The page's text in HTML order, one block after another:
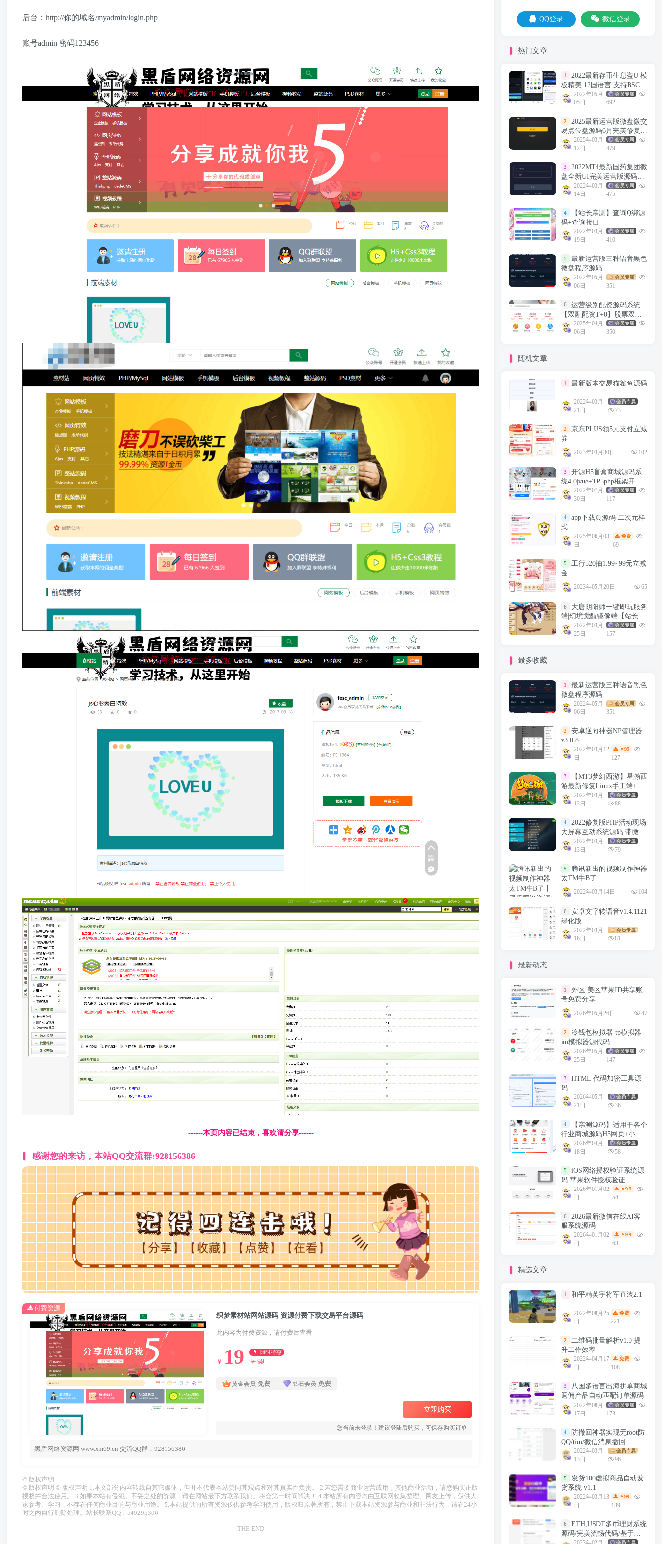
后台：http://你的域名/myadmin/login.php
账号admin 密码123456
------本页内容已结束，喜欢请分享------
感谢您的来访，本站QQ交流群:928156386
织梦素材站网站源码 资源付费下载交易平台源码
此内容为付费资源，请付费后查看
￥ 19 限时特惠
￥ 99
黄金会员 免费 钻石会员 免费
立即购买
您当前未登录！建议登陆后购买，可保存购买订单
黑盾网络资源网 www.xm69.cn 交流QQ群：928156386
付费资源
© 版权声明
© 版权声明 © 版权声明 1.本文部分内容转载自其它媒体，但并不代表本站赞同其观点和对其真实性负责。 2.若您需要商业运营或用于其他商业活动，请您购买正版
授权并合法使用。 3.如果本站有侵犯、不妥之处的资源，请在网站最下方联系我们。将会第一时间解决！ 4.本站所有内容均由互联网收集整理、网友上传，仅供大
家参考、学习，不存在任何商业目的与商业用途。 5.本站提供的所有资源仅供参考学习使用，版权归原著所有，禁止下载本站资源参与商业和非法行为，请在24小
时之内自行删除处理。站长联系QQ：549295306
THE END
QQ登录 微信登录
热门文章
1
2022最新存币生息盗U 模
板精美 12国语言 支持BSC
ERC TRC三条链（可以付费
拓展其他链）带好友邀请机
门 绝对的安全 带提币系统
没有手续费
2022年05月
05日
会员专属
692
2
2025最新运营版微盘微交
易点位盘源码6月完美修复
K+去后门+文件搭建教程
2025年03月
12日
会员专属
479
3
2022MT4最新国药集团微
盘全新UI完美运营版源码+k
线修复已去后门+详细文字
教程
2022年03月
14日
会员专属
475
4
【站长亲测】查询Q绑源
码+查询接口
2022年03月
19日
会员专属
410
5
最新运营版三种语音黑色
微盘程序源码
2022年05月
06日
会员专属
351
6
运营级别配资源码系统
【双融配资T+0】股票双融/
股票交易/配资系统/T+0交易
2025年04月
06日
会员专属
350
随机文章
1 最新版本交易猫鲨鱼源码
2022年03月
21日
会员专属
73
2
京东PLUS领5元支付立减
券
2023年03月30日 102
3
开源H5盲盒商城源码系
统4.0|vue+TP5php框架开发
开源网站+安装教程
2022年07月
30日
会员专属
117
4
app下载页源码 二次元样
式
2025年06月03
日
免费
69
5
工行520抽1.99~99元立减
金
2023年05月20日 65
6
大唐阴阳师一键即玩服务
端|幻境觉醒镜像端【站长亲
测】2022年03月
25日
会员专属
157
最多收藏
1
最新运营版三种语音黑色
微盘程序源码
2022年05月
06日
会员专属
351
2
安卓逆向神器NP管理器
v3.0.8
2022年03月12
日
￥ 99
127
3
【MT3梦幻西游】星瀚西
游最新修复Linux手工端+视
频教程+安卓苹果双端+GM
后台+源码
2022年03月
13日
会员专属
88
4
2022修复版PHP活动现场
大屏幕互动系统源码 带微信
上墙+3D签到投票抽奖+互动
游戏+红包等功能
2022年03月
13日
会员专属
79
5
腾讯新出的视频制作神器
太TM牛B了
2022年03月14日 104
6
安卓文字转语音v1.4.1121
绿化版
2022年03月
16日
会员专属
81
最新动态
1
外区 美区苹果ID共享账
号免费分享
2026年05月26日 47
2
冷钱包模拟器-tp模拟器-
im模拟器源代码
2026年05月
25日
会员专属
147
3
HTML 代码加密工具源
码
2026年05月
21日
会员专属
36
4
【亲测源码】适用于各个
行业商城源码H5网页+小程
序源码+详细教程
2026年04月
18日
会员专属
58
5
iOS网络授权验证系统源
码 苹果软件授权验证
2026年01月02
日
￥ 9.9
54
6
2026最新微信在线AI客
服系统源码
2026年01月02
日
￥ 9.9
63
精选文章
1 和平精英宇将军直装2.1
2022年08月25
日
免费
221
2
二维码批量解析v1.0 提
升工作效率
2022年04月17
日
免费
108
3
八国多语言出海拼单商城
返佣产品自动匹配订单源码
2022年08月
17日
会员专属
173
4
防撤回神器实现无root防
QQ/tim/微信消息撤回
2022年03月
13日
会员专属
96
5
发货100虚拟商品自动发
货系统 v1.1
2022年03月13
日
￥ 99
139
6
ETH,USDT多币理财系统
源码/完美流畅代码/基于
2023年02月 会员专属